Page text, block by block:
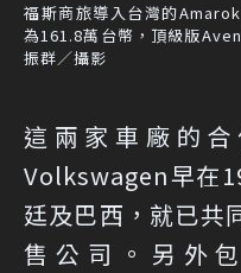
福斯商旅導入台灣的
為161.8萬台幣，頂級版
振群／攝影
這兩家車廠的
Volkswagen早在
廷及巴西，就已
售公司。另外